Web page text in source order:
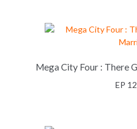
Mega City Four : There
EP